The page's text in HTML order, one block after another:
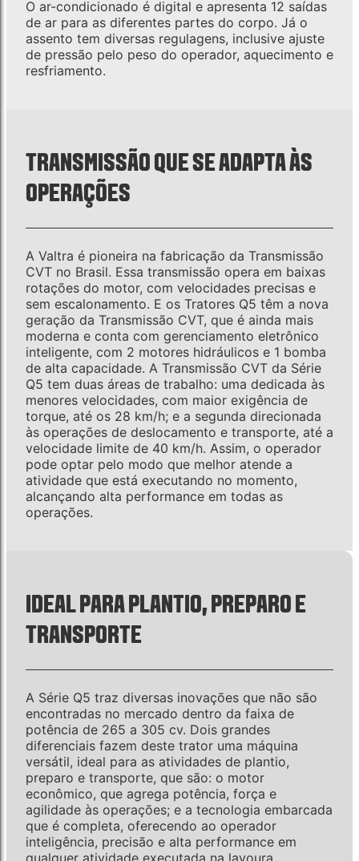
O ar-condicionado é digital e apresenta 12 saídas
de ar para as diferentes partes do corpo. Já o
assento tem diversas regulagens, inclusive ajuste
de pressão pelo peso do operador, aquecimento e
resfriamento.
TRANSMISSÃO QUE SE ADAPTA ÀS
OPERAÇÕES
A Valtra é pioneira na fabricação da Transmissão
CVT no Brasil. Essa transmissão opera em baixas
rotações do motor, com velocidades precisas e
sem escalonamento. E os Tratores Q5 têm a nova
geração da Transmissão CVT, que é ainda mais
moderna e conta com gerenciamento eletrônico
inteligente, com 2 motores hidráulicos e 1 bomba
de alta capacidade. A Transmissão CVT da Série
Q5 tem duas áreas de trabalho: uma dedicada às
menores velocidades, com maior exigência de
torque, até os 28 km/h; e a segunda direcionada
às operações de deslocamento e transporte, até a
velocidade limite de 40 km/h. Assim, o operador
pode optar pelo modo que melhor atende a
atividade que está executando no momento,
alcançando alta performance em todas as
operações.
IDEAL PARA PLANTIO, PREPARO E
TRANSPORTE
A Série Q5 traz diversas inovações que não são
encontradas no mercado dentro da faixa de
potência de 265 a 305 cv. Dois grandes
diferenciais fazem deste trator uma máquina
versátil, ideal para as atividades de plantio,
preparo e transporte, que são: o motor
econômico, que agrega potência, força e
agilidade às operações; e a tecnologia embarcada
que é completa, oferecendo ao operador
inteligência, precisão e alta performance em
qualquer atividade executada na lavoura.